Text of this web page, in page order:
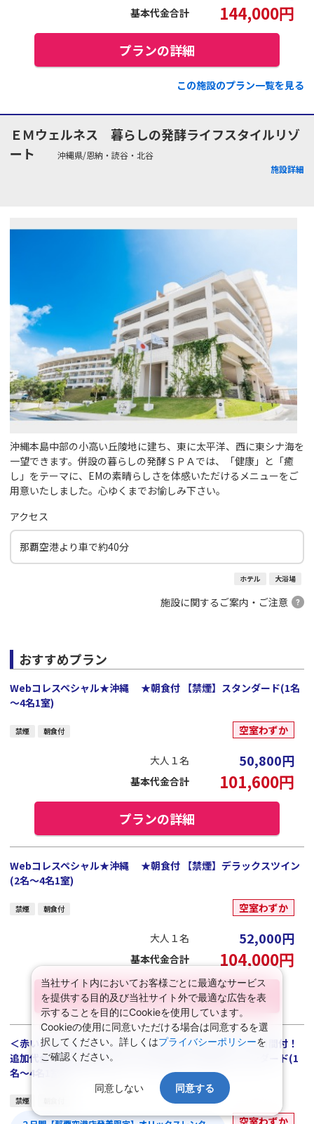
基本代金合計 144,000円
プランの詳細
この施設のプラン一覧を見る
ＥＭウェルネス 暮らしの発酵ライフスタイルリゾ
ート
沖縄県/恩納・読谷・北谷
施設詳細
沖縄本島中部の小高い丘陵地に建ち、東に太平洋、西に東シナ海を
一望できます。併設の暮らしの発酵ＳＰＡでは、「健康」と「癒
し」をテーマに、EMの素晴らしさを体感いただけるメニューをご
用意いたしました。心ゆくまでお愉しみ下さい。
アクセス
那覇空港より車で約40分
ホテル 大浴場
施設に関するご案内・ご注意
おすすめプラン
Webコレスペシャル★沖縄 ★朝食付 【禁煙】スタンダード(1名
～4名1室)
禁煙 朝食付 空室わずか
大人１名 50,800円
基本代金合計 101,600円
プランの詳細
Webコレスペシャル★沖縄 ★朝食付 【禁煙】デラックスツイン
(2名～4名1室)
禁煙 朝食付 空室わずか
大人１名 52,000円
基本代金合計 104,000円
プランの詳細
＜赤い風船セレクト＞オリックスレンタカーHAクラス２日間付！
追加代金で利用日数延長ＯＫ◆ ★朝食付 【禁煙】スタンダード(1
名～4名1室)
禁煙
空室わずか
当社サイト内においてお客様ごとに最適なサービス
を提供する目的及び当社サイト外で最適な広告を表
示することを目的にCookieを使用しています。
Cookieの使用に同意いただける場合は同意するを選
択してください。詳しくはプライバシーポリシーを
ご確認ください。
同意しない 同意する